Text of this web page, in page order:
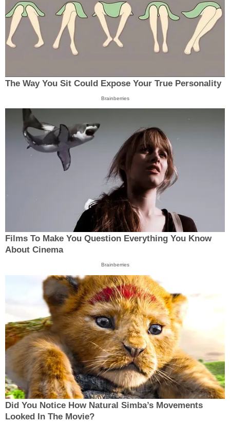
The Way You Sit Could Expose Your True Personality
Brainberries
Films To Make You Question Everything You Know
About Cinema
Brainberries
Did You Notice How Natural Simba’s Movements
Looked In The Movie?